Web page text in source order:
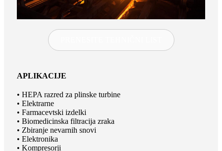
APLIKACIJE
• HEPA razred za plinske turbine
• Elektrarne
• Farmacevtski izdelki
• Biomedicinska filtracija zraka
• Zbiranje nevarnih snovi
• Elektronika
• Kompresorji